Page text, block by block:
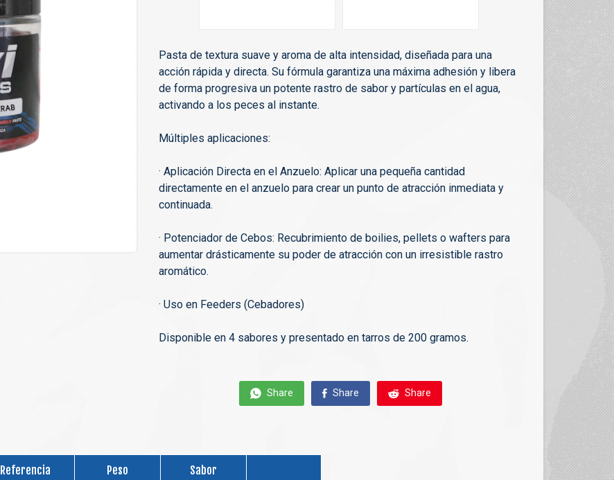
Pasta de textura suave y aroma de alta intensidad, diseñada para una
acción rápida y directa. Su fórmula garantiza una máxima adhesión y libera
de forma progresiva un potente rastro de sabor y partículas en el agua,
activando a los peces al instante.
Múltiples aplicaciones:
· Aplicación Directa en el Anzuelo: Aplicar una pequeña cantidad
directamente en el anzuelo para crear un punto de atracción inmediata y
continuada.
· Potenciador de Cebos: Recubrimiento de boilies, pellets o wafters para
aumentar drásticamente su poder de atracción con un irresistible rastro
aromático.
· Uso en Feeders (Cebadores)
Disponible en 4 sabores y presentado en tarros de 200 gramos.
Share Share Share
Referencia Peso Sabor